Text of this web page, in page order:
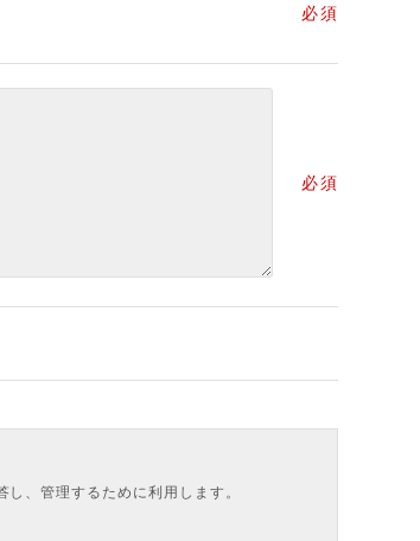
必須
必須
、管理するために利用します。